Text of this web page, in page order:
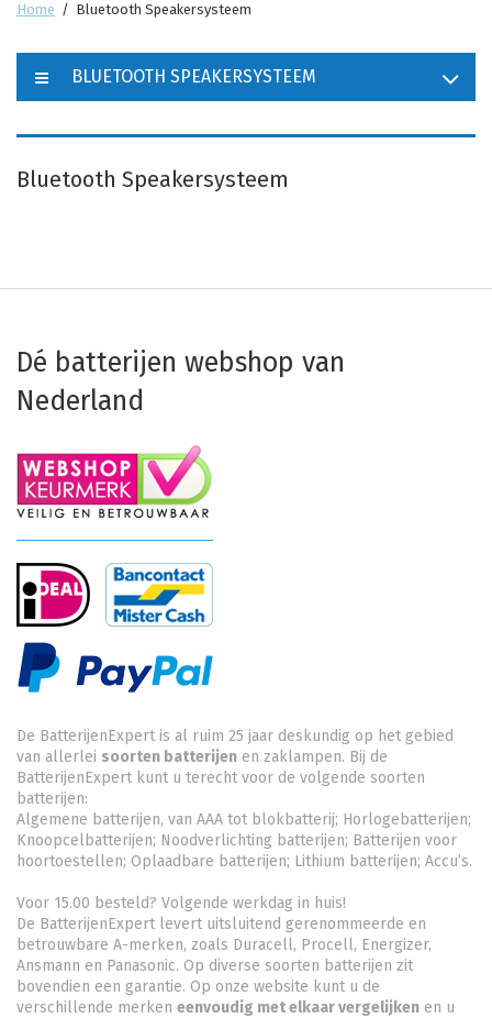
Home / Bluetooth Speakersysteem
BLUETOOTH SPEAKERSYSTEEM
Bluetooth Speakersysteem
Dé batterijen webshop van
Nederland
De BatterijenExpert is al ruim 25 jaar deskundig op het gebied
van allerlei soorten batterijen en zaklampen. Bij de
BatterijenExpert kunt u terecht voor de volgende soorten
batterijen:
Algemene batterijen, van AAA tot blokbatterij; Horlogebatterijen;
Knoopcelbatterijen; Noodverlichting batterijen; Batterijen voor
hoortoestellen; Oplaadbare batterijen; Lithium batterijen; Accu’s.
Voor 15.00 besteld? Volgende werkdag in huis!
De BatterijenExpert levert uitsluitend gerenommeerde en
betrouwbare A-merken, zoals Duracell, Procell, Energizer,
Ansmann en Panasonic. Op diverse soorten batterijen zit
bovendien een garantie. Op onze website kunt u de
verschillende merken eenvoudig met elkaar vergelijken en u